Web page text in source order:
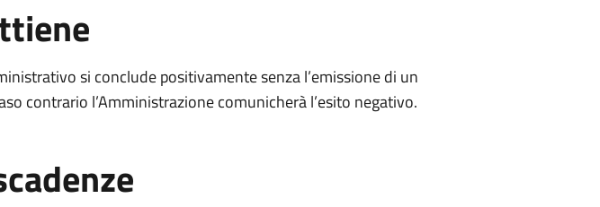
si conclude positivamente senza l’emissione di un
contrario l’Amministrazione comunicherà l’esito negativo.